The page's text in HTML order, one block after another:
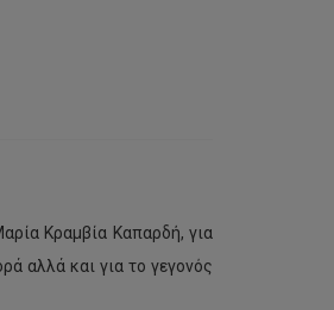
Κραμβία Καπαρδή, για
αλλά και για το γεγονός